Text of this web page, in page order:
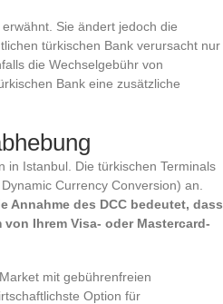
Sie ändert jedoch die
türkischen Bank verursacht nur
die Wechselgebühr von
Bank eine zusätzliche
in Istanbul. Die türkischen Terminals
Currency Conversion) an.
Annahme des DCC bedeutet, dass
Ihrem Visa- oder Mastercard-
mit gebührenfreien
Option für